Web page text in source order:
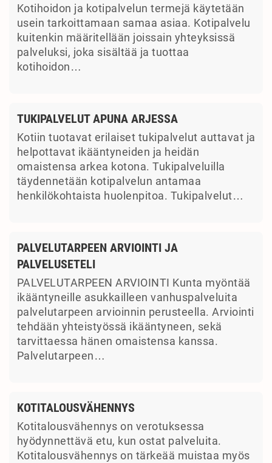
Kotihoidon ja kotipalvelun termejä käytetään
usein tarkoittamaan samaa asiaa. Kotipalvelu
kuitenkin määritellään joissain yhteyksissä
palveluksi, joka sisältää ja tuottaa
kotihoidon…
TUKIPALVELUT APUNA ARJESSA
Kotiin tuotavat erilaiset tukipalvelut auttavat ja
helpottavat ikääntyneiden ja heidän
omaistensa arkea kotona. Tukipalveluilla
täydennetään kotipalvelun antamaa
henkilökohtaista huolenpitoa. Tukipalvelut…
PALVELUTARPEEN ARVIOINTI JA
PALVELUSETELI
PALVELUTARPEEN ARVIOINTI Kunta myöntää
ikääntyneille asukkailleen vanhuspalveluita
palvelutarpeen arvioinnin perusteella. Arviointi
tehdään yhteistyössä ikääntyneen, sekä
tarvittaessa hänen omaistensa kanssa.
Palvelutarpeen…
KOTITALOUSVÄHENNYS
Kotitalousvähennys on verotuksessa
hyödynnettävä etu, kun ostat palveluita.
Kotitalousvähennys on tärkeää muistaa myös